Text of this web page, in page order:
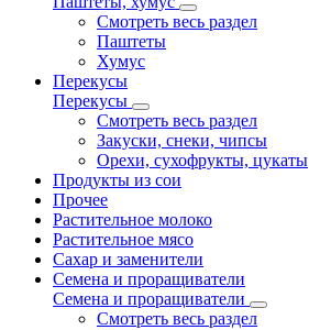
Смотреть весь раздел
Паштеты
Хумус
Перекусы
Перекусы
Смотреть весь раздел
Закуски, снеки, чипсы
Орехи, сухофрукты, цукаты
Продукты из сои
Прочее
Растительное молоко
Растительное мясо
Сахар и заменители
Семена и проращиватели
Семена и проращиватели
Смотреть весь раздел